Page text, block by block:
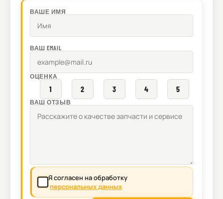
ВАШЕ ИМЯ
ВАШ EMAIL
ОЦЕНКА
1 2 3 4 5
ВАШ ОТЗЫВ
Я согласен на обработку
персональных данных